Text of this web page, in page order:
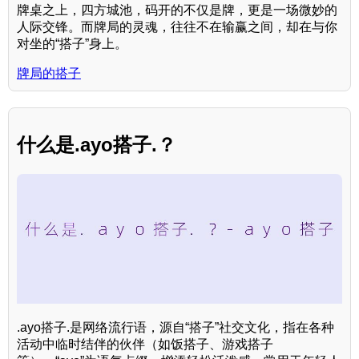
牌桌之上，四方城池，码开的不仅是牌，更是一场微妙的
人际交锋。而牌局的灵魂，往往不在输赢之间，却在与你
对坐的“搭子”身上。
牌局的搭子
什么是.ayo搭子.？
.ayo搭子.是网络流行语，源自“搭子”社交文化，指在各种
活动中临时结伴的伙伴（如饭搭子、游戏搭子